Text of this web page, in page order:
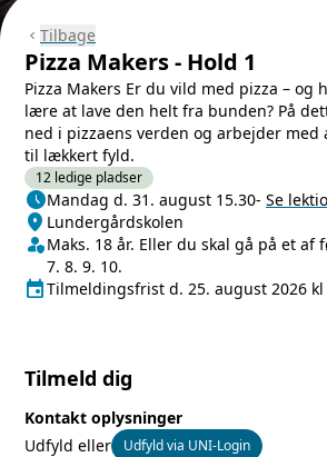
chevron_left Tilbage
Pizza Makers - Hold 1
Pizza Makers Er du vild med pizza – og
lære at lave den helt fra bunden? På
ned i pizzaens verden og arbejder
til lækkert fyld.
12 ledige pladser
Næste lektion
scheduleMandag d. 31. august 15.30- Se
Sted/Adresse
location_on Lundergårdskolen
Klasse/Aldersbegrænsning
person_shieldMaks. 18 år. Eller du skal gå på et af
7. 8. 9. 10.
Tilmeldingsfrist
eventTilmeldingsfrist d. 25. august 2026 kl
Tilmeld dig
Kontakt oplysninger
Udfyld eller
Udfyld via UNI-Login